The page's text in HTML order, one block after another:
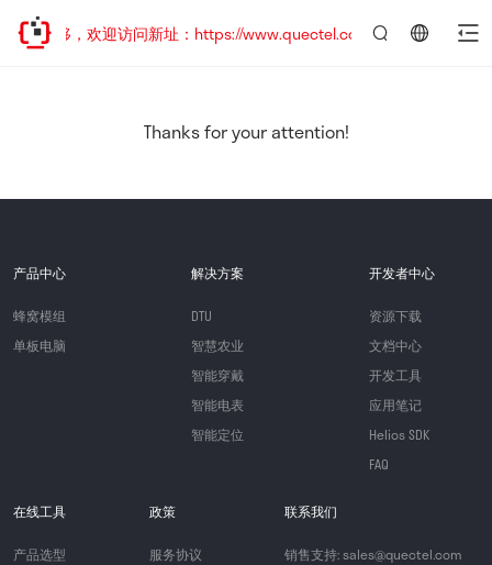
址已迁移，欢迎访问新址：https://www.quectel.com.cn
Thanks for your attention!
产品中心
蜂窝模组
单板电脑
解决方案
DTU
智慧农业
智能穿戴
智能电表
智能定位
开发者中心
资源下载
文档中心
开发工具
应用笔记
Helios SDK
FAQ
在线工具
产品选型
政策
服务协议
联系我们
销售支持: sales@quectel.com